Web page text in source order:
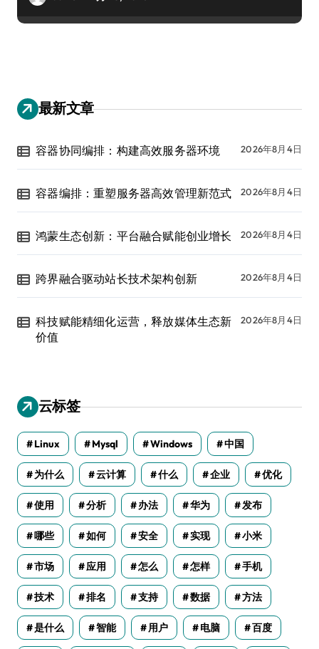
最新文章
容器协同编排：构建高效服务器环境 2026年8月4日
容器编排：重塑服务器高效管理新范式 2026年8月4日
鸿蒙生态创新：平台融合赋能创业增长 2026年8月4日
跨界融合驱动站长技术架构创新 2026年8月4日
科技赋能精细化运营，释放媒体生态新
价值
2026年8月4日
云标签
Linux Mysql Windows 中国
为什么 云计算 什么 企业 优化
使用 分析 办法 华为 发布
哪些 如何 安全 实现 小米
市场 应用 怎么 怎样 手机
技术 排名 支持 数据 方法
是什么 智能 用户 电脑 百度